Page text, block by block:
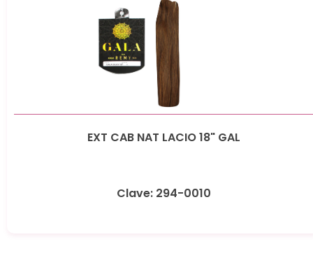
EXT CAB NAT LACIO 18" GAL
Clave: 294-0010